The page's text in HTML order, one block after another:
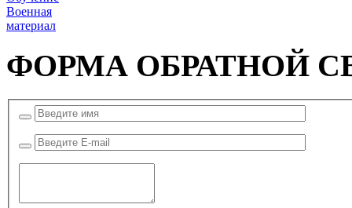
Военная
материал
ФОРМА ОБРАТНОЙ